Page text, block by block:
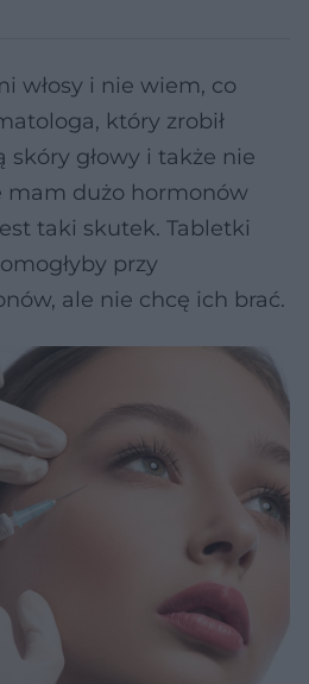
włosy i nie wiem, co
który zrobił
skóry głowy i także nie
mam dużo hormonów
taki skutek. Tabletki
przy
ale nie chcę ich brać.